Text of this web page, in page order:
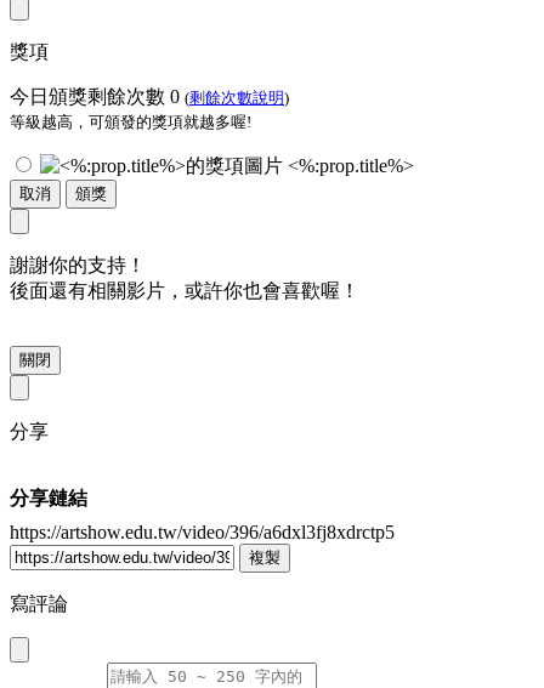
獎項
今日頒獎剩餘次數 0 (剩餘次數說明)
等級越高，可頒發的獎項就越多喔!
<%:prop.title%>
取消 頒獎
謝謝你的支持！
後面還有相關影片，或許你也會喜歡喔！
關閉
分享
分享鏈結
https://artshow.edu.tw/video/396/a6dxl3fj8xdrctp5
複製
寫評論